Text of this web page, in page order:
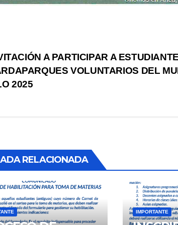
A PARTICIPAR A
VOLUNTARIOS DEL
2025
RELACIONADA
IMPORTANTE